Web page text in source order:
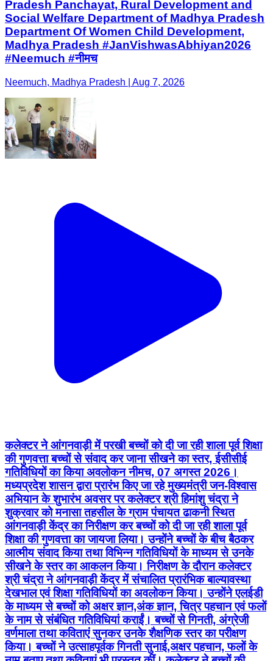
Pradesh Panchayat, Rural Development and
Social Welfare Department of Madhya Pradesh
Department Of Women Child Development,
Madhya Pradesh #JanVishwasAbhiyan2026
#Neemuch #नीमच
Neemuch, Madhya Pradesh | Aug 7, 2026
कलेक्टर ने आंगनवाड़ी में परखी बच्चों को दी जा रही शाला पूर्व शिक्षा
की गुणवत्ता बच्चों से संवाद कर जाना सीखने का स्तर, ईसीसीई
गतिविधियों का किया अवलोकन नीमच, 07 अगस्त 2026।
मध्यप्रदेश शासन द्वारा प्रारंभ किए जा रहे मुख्यमंत्री जन-विश्वास
अभियान के शुभारंभ अवसर पर कलेक्टर श्री हिमांशु चंद्रा ने
शुक्रवार को मनासा तहसील के ग्राम पंचायत ढाकनी स्थित
आंगनवाड़ी केंद्र का निरीक्षण कर बच्चों को दी जा रही शाला पूर्व
शिक्षा की गुणवत्ता का जायजा लिया। उन्होंने बच्चों के बीच बैठकर
आत्मीय संवाद किया तथा विभिन्न गतिविधियों के माध्यम से उनके
सीखने के स्तर का आकलन किया। निरीक्षण के दौरान कलेक्टर
श्री चंद्रा ने आंगनवाड़ी केंद्र में संचालित प्रारंभिक बाल्यावस्था
देखभाल एवं शिक्षा गतिविधियों का अवलोकन किया। उन्होंने एलईडी
के माध्यम से बच्चों को अक्षर ज्ञान,अंक ज्ञान, चित्र पहचान एवं फलों
के नाम से संबंधित गतिविधियां कराईं। बच्चों से गिनती, अंग्रेजी
वर्णमाला तथा कविताएं सुनकर उनके शैक्षणिक स्तर का परीक्षण
किया। बच्चों ने उत्साहपूर्वक गिनती सुनाई,अक्षर पहचान, फलों के